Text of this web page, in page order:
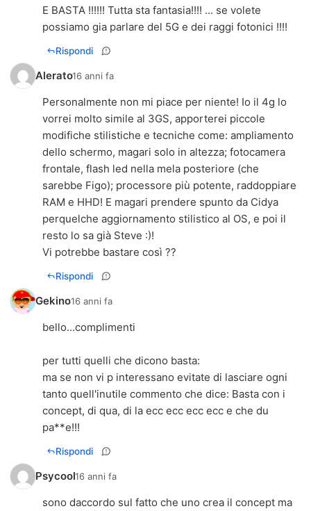
E BASTA !!!!!! Tutta sta fantasia!!!! ... se volete
possiamo gia parlare del 5G e dei raggi fotonici !!!!
Rispondi
Alerato16 anni fa
Personalmente non mi piace per niente! Io il 4g lo
vorrei molto simile al 3GS, apporterei piccole
modifiche stilistiche e tecniche come: ampliamento
dello schermo, magari solo in altezza; fotocamera
frontale, flash led nella mela posteriore (che
sarebbe Figo); processore più potente, raddoppiare
RAM e HHD! E magari prendere spunto da Cidya
perquelche aggiornamento stilistico al OS, e poi il
resto lo sa già Steve :)!
Vi potrebbe bastare così ??
Rispondi
Gekino16 anni fa
bello...complimenti
per tutti quelli che dicono basta:
ma se non vi p interessano evitate di lasciare ogni
tanto quell'inutile commento che dice: Basta con i
concept, di qua, di la ecc ecc ecc ecc e che du
pa**e!!!
Rispondi
Psycool16 anni fa
sono daccordo sul fatto che uno crea il concept ma